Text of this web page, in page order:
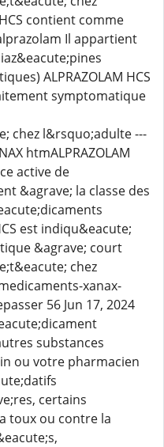
contient comme
Il appartient
ALPRAZOLAM HCS
symptomatique
chez l&rsquo;adulte ---
htmALPRAZOLAM
active de
&agrave; la classe des
est indiqu&eacute;
&agrave; court
chez
xanax-
56 Jun 17, 2024
substances
ou votre pharmacien
certains
toux ou contre la